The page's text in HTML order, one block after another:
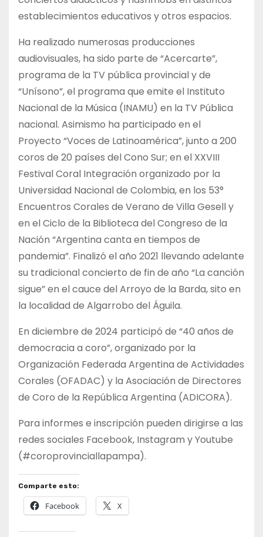
establecimientos educativos y otros espacios.
Ha realizado numerosas producciones
audiovisuales, ha sido parte de “Acercarte”,
programa de la TV pública provincial y de
“Unísono”, el programa que emite el Instituto
Nacional de la Música (INAMU) en la TV Pública
nacional. Asimismo ha participado en el
Proyecto “Voces de Latinoamérica”, junto a 200
coros de 20 países del Cono Sur; en el XXVIII
Festival Coral Integración organizado por la
Universidad Nacional de Colombia, en los 53°
Encuentros Corales de Verano de Villa Gesell y
en el Ciclo de la Biblioteca del Congreso de la
Nación “Argentina canta en tiempos de
pandemia”. Finalizó el año 2021 llevando adelante
su tradicional concierto de fin de año “La canción
sigue” en el cauce del Arroyo de la Barda, sito en
la localidad de Algarrobo del Águila.
En diciembre de 2024 participó de “40 años de
democracia a coro”, organizado por la
Organización Federada Argentina de Actividades
Corales (OFADAC) y la Asociación de Directores
de Coro de la República Argentina (ADICORA).
Para informes e inscripción pueden dirigirse a las
redes sociales Facebook, Instagram y Youtube
(#coroprovinciallapampa).
Comparte esto:
Facebook X